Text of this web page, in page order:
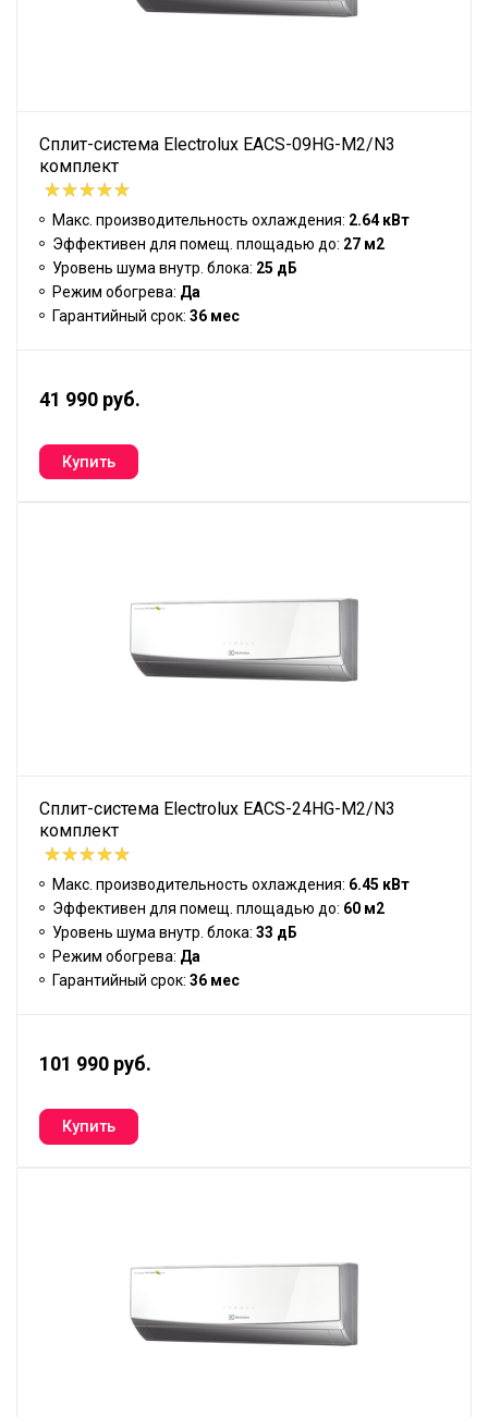
Сплит-система Electrolux EACS-09HG-M2/N3
комплект
Макс. производительность охлаждения: 2.64 кВт
Эффективен для помещ. площадью до: 27 м2
Уровень шума внутр. блока: 25 дБ
Режим обогрева: Да
Гарантийный срок: 36 мес
41 990 руб.
Сплит-система Electrolux EACS-24HG-M2/N3
комплект
Макс. производительность охлаждения: 6.45 кВт
Эффективен для помещ. площадью до: 60 м2
Уровень шума внутр. блока: 33 дБ
Режим обогрева: Да
Гарантийный срок: 36 мес
101 990 руб.